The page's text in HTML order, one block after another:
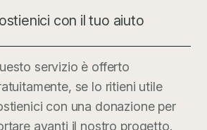
con il tuo aiuto
servizio è offerto
se lo ritieni utile
con una donazione per
avanti il nostro progetto.